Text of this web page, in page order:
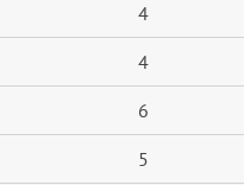
4
4
6
5